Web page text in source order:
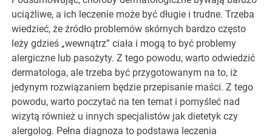
uciążliwe, a ich leczenie może być długie i trudne. Trzeba
wiedzieć, że źródło problemów skórnych bardzo często
leży gdzieś „wewnątrz” ciała i mogą to być problemy
alergiczne lub pasożyty. Z tego powodu, warto odwiedzić
dermatologa, ale trzeba być przygotowanym na to, iż
jedynym rozwiązaniem będzie przepisanie maści. Z tego
powodu, warto poczytać na ten temat i pomyśleć nad
wizytą również u innych specjalistów jak dietetyk czy
alergolog. Pełna diagnoza to podstawa leczenia